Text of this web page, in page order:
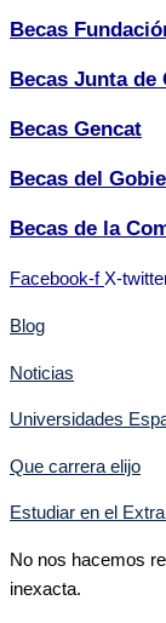
Becas
Becas Junta de
Becas Gencat
Becas del
Becas de la
Facebook-f X-
Blog
Noticias
Universidades
Que carrera elijo
Estudiar en el
No nos hacemos
inexacta.